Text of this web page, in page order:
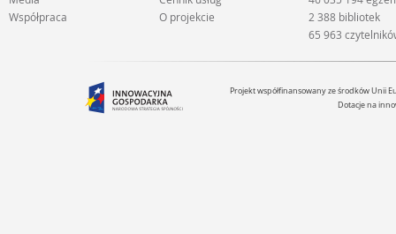
Współpraca
O projekcie
2 388 bibliotek
65 963
Projekt współfinansowany ze środków Unii
Dotacje na